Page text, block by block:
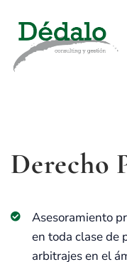
Derecho
Asesoramiento
en toda clase de
arbitrajes en el